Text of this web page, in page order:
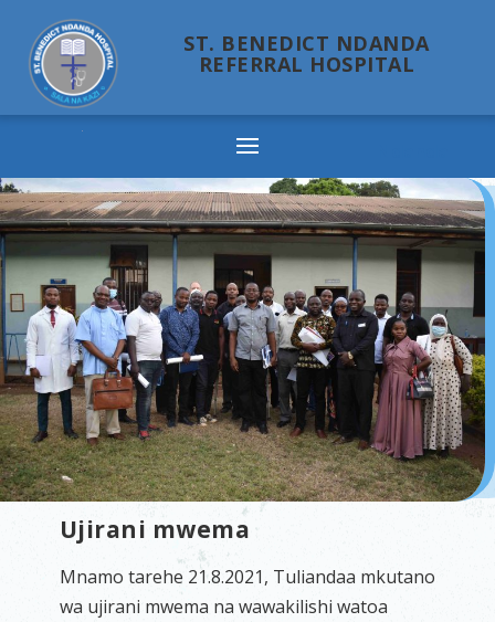
ST. BENEDICT NDANDA
REFERRAL HOSPITAL
Ujirani mwema
Mnamo tarehe 21.8.2021, Tuliandaa mkutano
wa ujirani mwema na wawakilishi watoa